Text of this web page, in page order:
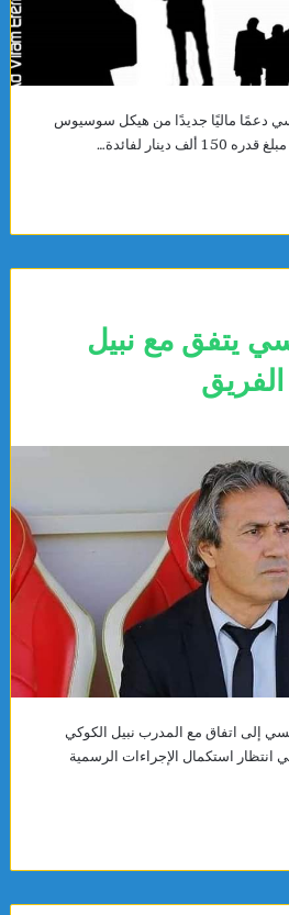
دعمًا ماليًا جديدًا من هيكل سوسيوس
دينار لفائدة…
يتفق مع نبيل
إلى اتفاق مع المدرب نبيل الكوكي
انتظار استكمال الإجراءات الرسمية